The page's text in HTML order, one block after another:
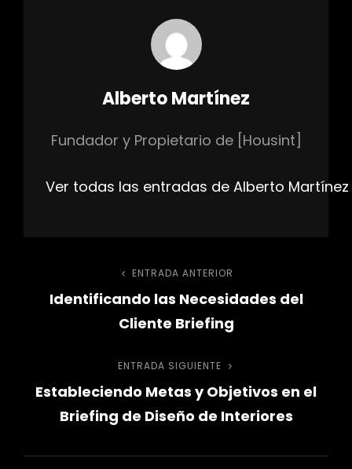
Autor:
Alberto Martínez
Fundador y Propietario de [Housint]
Ver todas las entradas de Alberto Martínez
Navegación
entradas
Entrada
anterior
ENTRADA ANTERIOR
Identificando las Necesidades del
Cliente Briefing
Entrada
siguiente
ENTRADA SIGUIENTE
Estableciendo Metas y Objetivos en el
Briefing de Diseño de Interiores